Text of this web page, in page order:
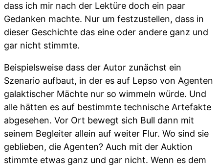
dass ich mir nach der Lektüre doch ein paar
Gedanken machte. Nur um festzustellen, dass in
dieser Geschichte das eine oder andere ganz und
gar nicht stimmte.
Beispielsweise dass der Autor zunächst ein
Szenario aufbaut, in der es auf Lepso von Agenten
galaktischer Mächte nur so wimmeln würde. Und
alle hätten es auf bestimmte technische Artefakte
abgesehen. Vor Ort bewegt sich Bull dann mit
seinem Begleiter allein auf weiter Flur. Wo sind sie
geblieben, die Agenten? Auch mit der Auktion
stimmte etwas ganz und gar nicht. Wenn es dem